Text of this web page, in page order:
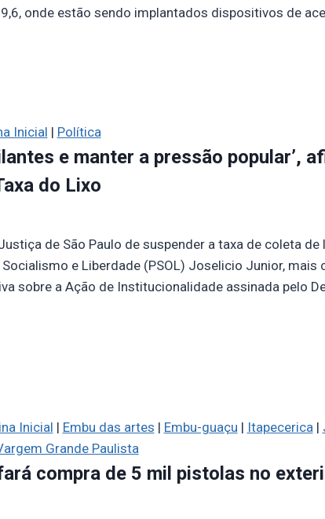
onde estão sendo implantados dispositivos de
Inicial | Política
e manter a pressão popular’,
do Lixo
de São Paulo de suspender a taxa de coleta de
e Liberdade (PSOL) Joselicio Junior, mais
sobre a Ação de Institucionalidade assinada pelo
Inicial | Embu das artes | Embu-guaçu | Itapecerica|
Grande Paulista
compra de 5 mil pistolas no